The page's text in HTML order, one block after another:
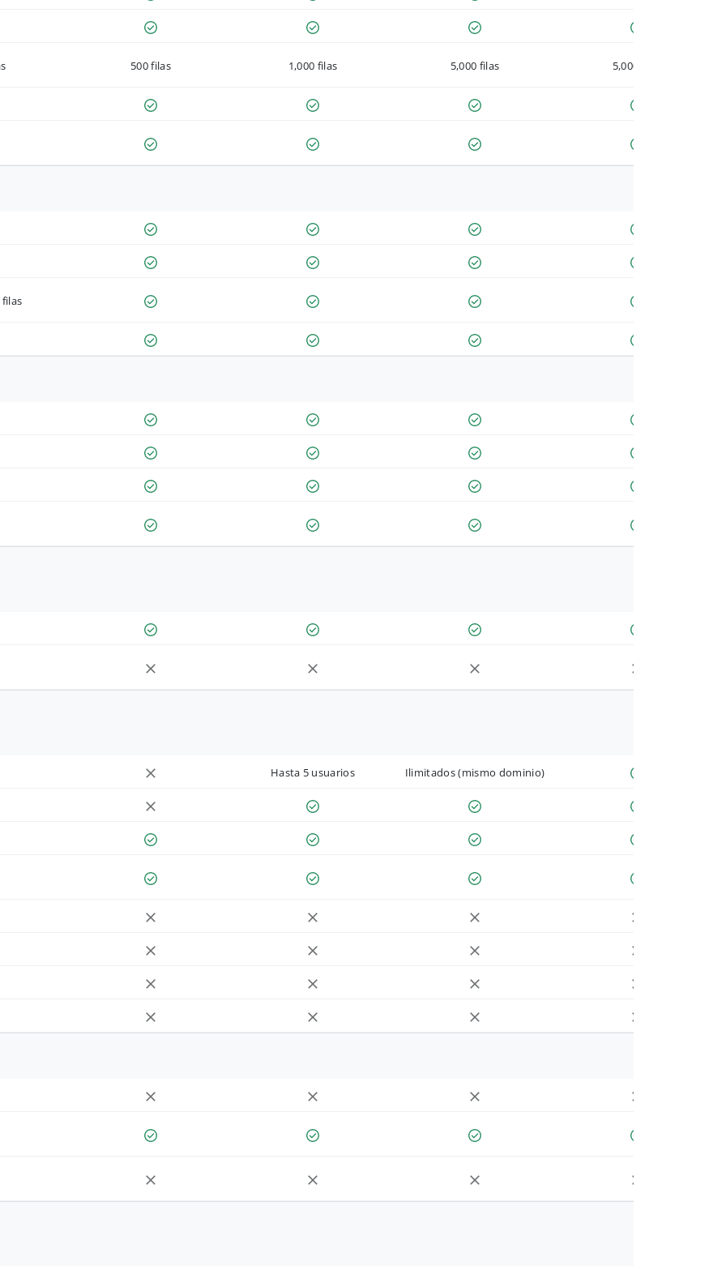
500 filas 1,000 filas 5,000 filas 5,000 filas
filas
Hasta 5 usuarios Ilimitados (mismo dominio)